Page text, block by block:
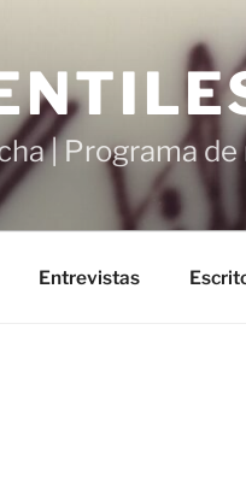
| Programa de
Entrevistas